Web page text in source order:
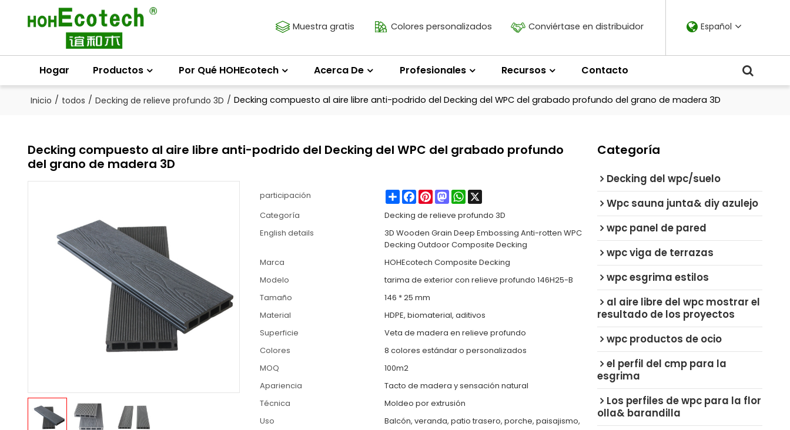
Muestra gratis Colores personalizados Conviértase en distribuidor
Hogar Productos Por Qué HOHEcotech Acerca De Profesionales Recursos Contacto
Español
Inicio / todos / Decking de relieve profundo 3D / Decking compuesto al aire libre anti-podrido del Decking del WPC del grabado profundo del grano de madera 3D
Decking compuesto al aire libre anti-podrido del Decking del WPC del grabado profundo
del grano de madera 3D
participación ShareFacebook
PinterestMastodonWhatsApp
Categoría
Decking de relieve profundo 3D
English details
3D Wooden Grain Deep Embossing Anti-rotten WPC
Decking Outdoor Composite Decking
Marca
HOHEcotech Composite Decking
Modelo
tarima de exterior con relieve profundo 146H25-B
Tamaño
146 * 25 mm
Material
HDPE, biomaterial, aditivos
Superficie
Veta de madera en relieve profundo
Colores
8 colores estándar o personalizados
MOQ
100m2
Apariencia
Tacto de madera y sensación natural
Técnica
Moldeo por extrusión
Uso
Balcón, veranda, patio trasero, porche, paisajismo,
Categoría
Decking del wpc/suelo
Wpc sauna junta& diy azulejo
wpc panel de pared
wpc viga de terrazas
wpc esgrima estilos
al aire libre del wpc mostrar el
resultado de los proyectos
wpc productos de ocio
el perfil del cmp para la
esgrima
Los perfiles de wpc para la flor
olla& barandilla